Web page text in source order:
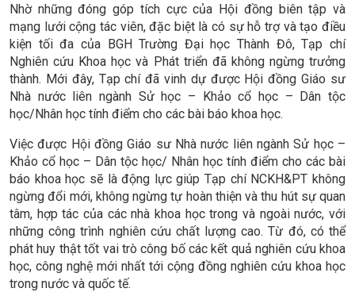
Nhờ những đóng góp tích cực của Hội đồng biên tập và
mạng lưới cộng tác viên, đặc biệt là có sự hỗ trợ và tạo điều
kiện tối đa của BGH Trường Đại học Thành Đô, Tạp chí
Nghiên cứu Khoa học và Phát triển đã không ngừng trưởng
thành. Mới đây, Tạp chí đã vinh dự được Hội đồng Giáo sư
Nhà nước liên ngành Sử học – Khảo cổ học – Dân tộc
học/Nhân học tính điểm cho các bài báo khoa học.
Việc được Hội đồng Giáo sư Nhà nước liên ngành Sử học –
Khảo cổ học – Dân tộc học/ Nhân học tính điểm cho các bài
báo khoa học sẽ là động lực giúp Tạp chí NCKH&PT không
ngừng đổi mới, không ngừng tự hoàn thiện và thu hút sự quan
tâm, hợp tác của các nhà khoa học trong và ngoài nước, với
những công trình nghiên cứu chất lượng cao. Từ đó, có thể
phát huy thật tốt vai trò công bố các kết quả nghiên cứu khoa
học, công nghệ mới nhất tới cộng đồng nghiên cứu khoa học
trong nước và quốc tế.